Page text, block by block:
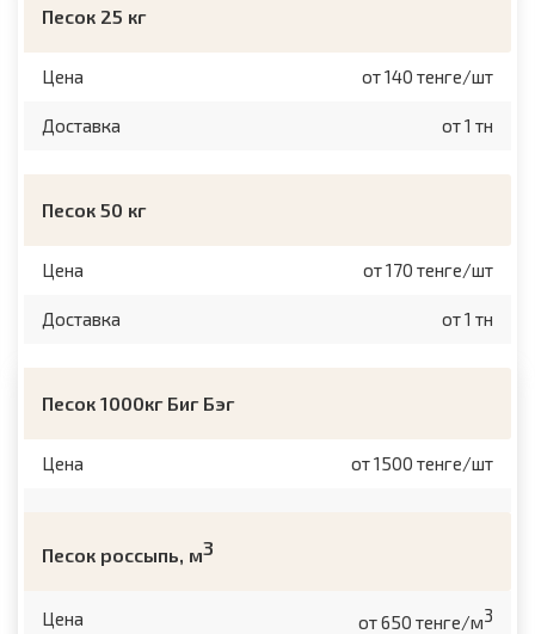
Песок 25 кг
Цена от 140 тенге/шт
Доставка от 1 тн
Песок 50 кг
Цена от 170 тенге/шт
Доставка от 1 тн
Песок 1000кг Биг Бэг
Цена от 1500 тенге/шт
Песок россыпь, м3
Цена от 650 тенге/м3